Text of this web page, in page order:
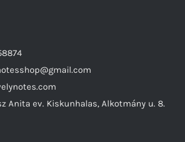
Anita ev. Kiskunhalas, Alkotmány u. 8.